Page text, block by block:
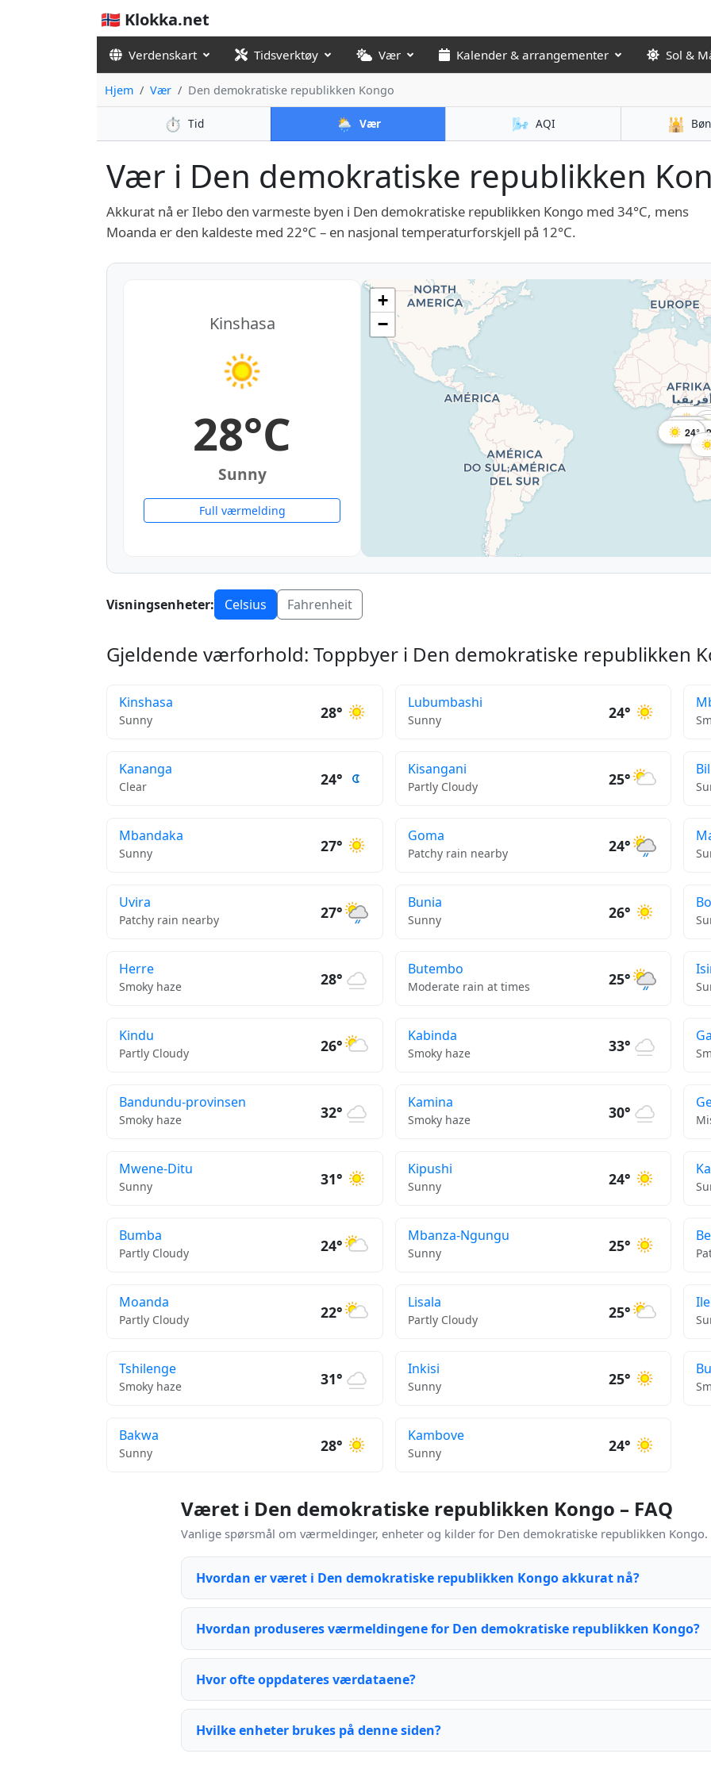
🇳🇴 Klokka.net
Verdenskart Tidsverktøy Vær Kalender & arrangementer Sol &
Hjem Vær Den demokratiske republikken Kongo
⏱️ Tid 🌦️ Vær 🌬️ AQI 🕌
Vær i Den demokratiske republikken
Akkurat nå er Ilebo den varmeste byen i Den demokratiske republikken Kongo med 34°C, mens
Moanda er den kaldeste med 22°C – en nasjonal temperaturforskjell på 12°C.
Kinshasa
28°C
Sunny
Full værmelding
28°
27°
27°
24°
24°
+
−
Visningsenheter: Celsius Fahrenheit
Gjeldende værforhold: Toppbyer i Den demokratiske republikken
Kinshasa
Sunny 28°
Lubumbashi
Sunny 24°
Kananga
Clear 24°
Kisangani
Partly Cloudy 25°
Bil
Mbandaka
Sunny 27°
Goma
Patchy rain nearby 24°
Uvira
Patchy rain nearby 27°
Bunia
Sunny 26°
Herre
Smoky haze 28°
Butembo
Moderate rain at times 25°
Kindu
Partly Cloudy 26°
Kabinda
Smoky haze 33°
Bandundu-provinsen
Smoky haze 32°
Kamina
Smoky haze 30°
Mwene-Ditu
Sunny 31°
Kipushi
Sunny 24°
Bumba
Partly Cloudy 24°
Mbanza-Ngungu
Sunny 25°
Moanda
Partly Cloudy 22°
Lisala
Partly Cloudy 25°
Tshilenge
Smoky haze 31°
Inkisi
Sunny 25°
Bakwa
Sunny 28°
Kambove
Sunny 24°
Været i Den demokratiske republikken Kongo – FAQ
Vanlige spørsmål om værmeldinger, enheter og kilder for Den demokratiske republikken Kongo.
Hvordan er været i Den demokratiske republikken Kongo akkurat nå?
Hvordan produseres værmeldingene for Den demokratiske republikken Kongo?
Hvor ofte oppdateres værdataene?
Hvilke enheter brukes på denne siden?